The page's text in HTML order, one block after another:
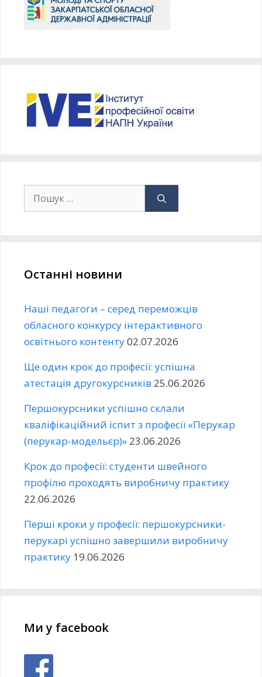
Останні новини
Наші педагоги – серед переможців
обласного конкурсу інтерактивного
освітнього контенту02.07.2026
Ще один крок до професії: успішна
атестація другокурсників 25.06.2026
Першокурсники успішно склали
кваліфікаційний іспит з професії «Перукар
(перукар-модельєр)» 23.06.2026
Крок до професії: студенти швейного
профілю проходять виробничу практику
22.06.2026
Перші кроки у професії: першокурсники-
перукарі успішно завершили виробничу
практику 19.06.2026
Ми у facebook